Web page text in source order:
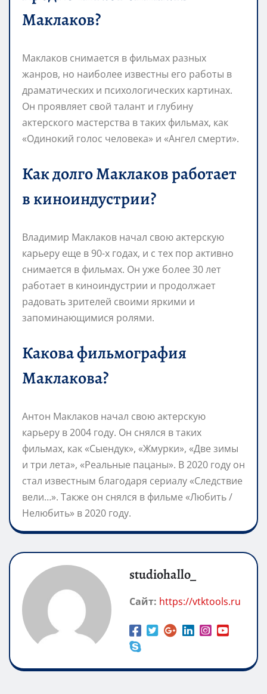
Маклаков?
Маклаков снимается в фильмах разных
жанров, но наиболее известны его работы в
драматических и психологических картинах.
Он проявляет свой талант и глубину
актерского мастерства в таких фильмах, как
«Одинокий голос человека» и «Ангел смерти».
Как долго Маклаков работает
в киноиндустрии?
Владимир Маклаков начал свою актерскую
карьеру еще в 90-х годах, и с тех пор активно
снимается в фильмах. Он уже более 30 лет
работает в киноиндустрии и продолжает
радовать зрителей своими яркими и
запоминающимися ролями.
Какова фильмография
Маклакова?
Антон Маклаков начал свою актерскую
карьеру в 2004 году. Он снялся в таких
фильмах, как «Сыендук», «Жмурки», «Две зимы
и три лета», «Реальные пацаны». В 2020 году он
стал известным благодаря сериалу «Следствие
вели…». Также он снялся в фильме «Любить /
Нелюбить» в 2020 году.
studiohallo_
Сайт: https://vtktools.ru